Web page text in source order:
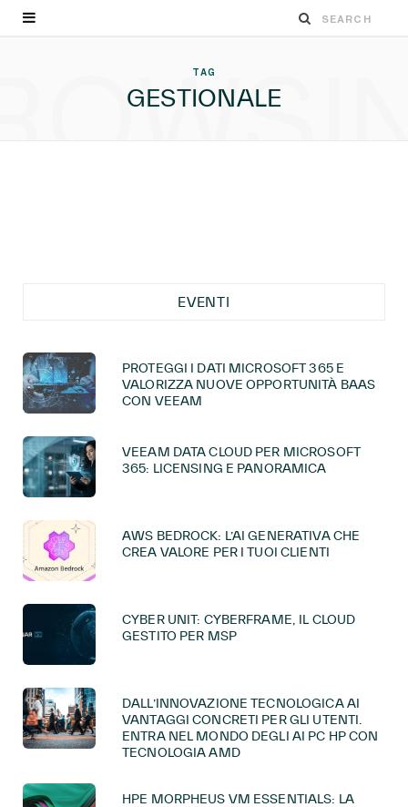
TAG
GESTIONALE
EVENTI
PROTEGGI I DATI MICROSOFT 365 E
VALORIZZA NUOVE OPPORTUNITÀ BAAS
CON VEEAM
VEEAM DATA CLOUD PER MICROSOFT
365: LICENSING E PANORAMICA
AWS BEDROCK: L’AI GENERATIVA CHE
CREA VALORE PER I TUOI CLIENTI
CYBER UNIT: CYBERFRAME, IL CLOUD
GESTITO PER MSP
DALL’INNOVAZIONE TECNOLOGICA AI
VANTAGGI CONCRETI PER GLI UTENTI.
ENTRA NEL MONDO DEGLI AI PC HP CON
TECNOLOGIA AMD
HPE MORPHEUS VM ESSENTIALS: LA